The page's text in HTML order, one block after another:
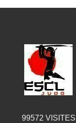
99572 VISITES